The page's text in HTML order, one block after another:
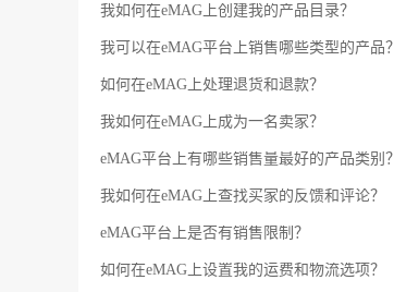
我如何在eMAG上创建我的产品目录？
我可以在eMAG平台上销售哪些类型的产品？
如何在eMAG上处理退货和退款？
我如何在eMAG上成为一名卖家？
eMAG平台上有哪些销售量最好的产品类别？
我如何在eMAG上查找买家的反馈和评论？
eMAG平台上是否有销售限制？
如何在eMAG上设置我的运费和物流选项？